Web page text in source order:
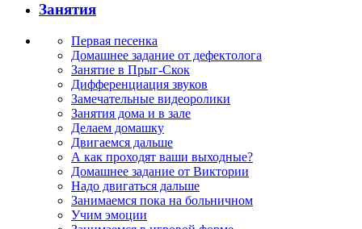
Занятия
Первая песенка
Домашнее задание от дефектолога
Занятие в Прыг-Скок
Дифференциация звуков
Замечательные видеоролики
Занятия дома и в зале
Делаем домашку
Двигаемся дальше
А как проходят ваши выходные?
Домашнее задание от Виктории
Надо двигаться дальше
Занимаемся пока на больничном
Учим эмоции